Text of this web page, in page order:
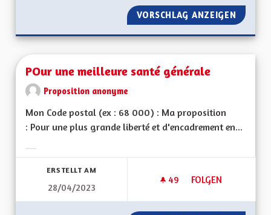
VORSCHLAG ANZEIGEN POUR
POur une meilleure santé générale
Proposition anonyme
Mon Code postal (ex : 68 000) : Ma proposition
: Pour une plus grande liberté et d'encadrement en...
ERSTELLT AM
28/04/2023
49 49 FOLLOWER
FOLGEN
POUR UNE